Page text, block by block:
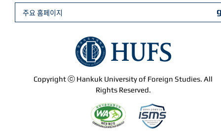
Copyright ⓒ Hankuk University of Foreign Studies. All
Rights Reserved.
주요 홈페이지